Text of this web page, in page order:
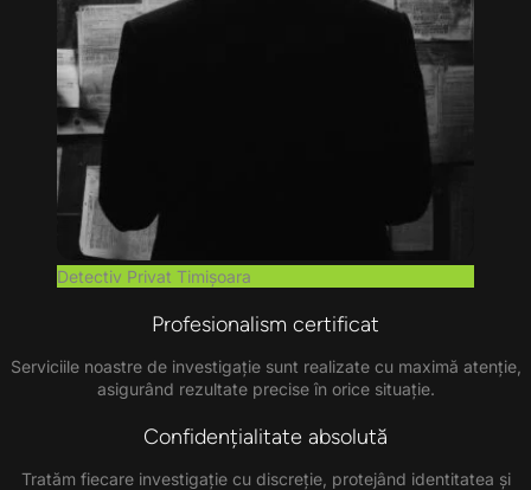
Detectiv Privat Timișoara
Profesionalism certificat
Serviciile noastre de investigație sunt realizate cu maximă atenție,
asigurând rezultate precise în orice situație.
Confidențialitate absolută
Tratăm fiecare investigație cu discreție, protejând identitatea și